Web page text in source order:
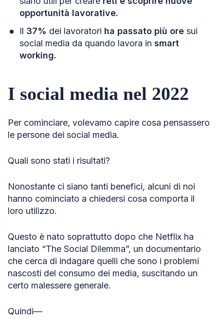
opportunità lavorative.
Il 37% dei lavoratori ha passato più ore sui
social media da quando lavora in smart
working.
I social media nel 2022
Per cominciare, volevamo capire cosa pensassero
le persone dei social media.
Quali sono stati i risultati?
Nonostante ci siano tanti benefici, alcuni di noi
hanno cominciato a chiedersi cosa comporta il
loro utilizzo.
Questo è nato soprattutto dopo che Netflix ha
lanciato “The Social Dilemma”, un documentario
che cerca di indagare quelli che sono i problemi
nascosti del consumo dei media, suscitando un
certo malessere generale.
Quindi—